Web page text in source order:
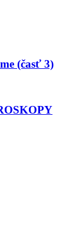
(časť 3)